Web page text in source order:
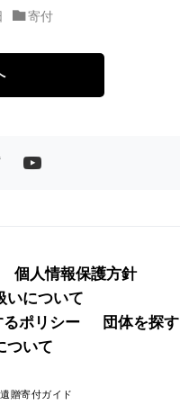
寄付
個人情報保護方針
いについて
ポリシー
団体を探す
ついて
遺贈寄付ガイド